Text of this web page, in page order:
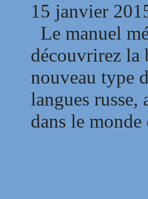
15 janvier
Le manuel
découvrirez la
nouveau type
langues russe,
dans le